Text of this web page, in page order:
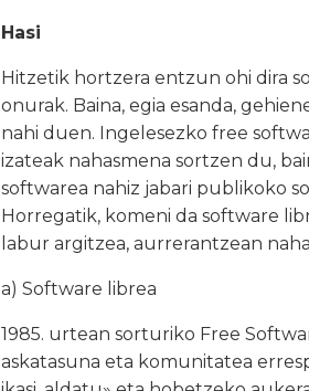
Hasi
Hitzetik hortzera entzun ohi dira
onurak. Baina, egia esanda,
nahi duen. Ingelesezko free
izateak nahasmena sortzen du,
softwarea nahiz jabari publikoko
Horregatik, komeni da software
labur argitzea, aurrerantzean
a) Software librea
1985. urtean sorturiko Free
askatasuna eta komunitatea